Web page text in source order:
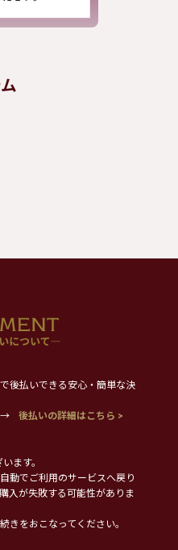
後払いできる安心・簡単な決
→
後払いの詳細はこちら >
ます。
動でご利用のサービスへ戻り
入が失敗する可能性がありま
をおこなってください。